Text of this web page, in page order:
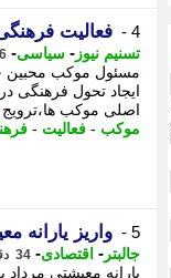
4 - فعالیت
تسنیم نیوز - سیاسی- 26 دقیقه
مسئول موکب محبین
ایجاد تحول
اصلی موکب
موکب - فعالیت -
5 - واریز یارانه معیشتی 6,570,000 تومانی نقدی برای
جالبتر - اقتصادی- 34 دقیقه پیش - شنبه 17 مرداد 1405، 10:52